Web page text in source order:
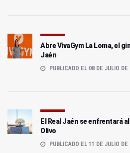
Abre VivaGym La Loma, el
Jaén
PUBLICADO EL 08 DE JULIO DE
El Real Jaén se enfrentará
Olivo
PUBLICADO EL 11 DE JULIO DE